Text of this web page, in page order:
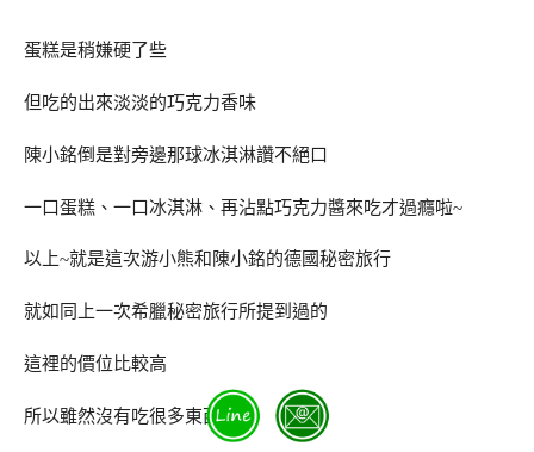
蛋糕是稍嫌硬了些
但吃的出來淡淡的巧克力香味
陳小銘倒是對旁邊那球冰淇淋讚不絕口
一口蛋糕、一口冰淇淋、再沾點巧克力醬來吃才過癮啦~
以上~就是這次游小熊和陳小銘的德國秘密旅行
就如同上一次希臘秘密旅行所提到過的
這裡的價位比較高
所以雖然沒有吃很多東西